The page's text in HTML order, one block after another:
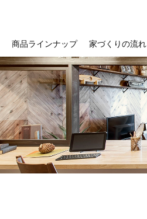
商品ラインナップ 家づくりの流れ